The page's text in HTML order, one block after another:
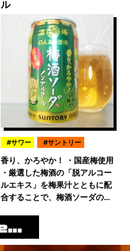
ル
サワー サントリー
香り、かろやか！ ・国産梅使用
・厳選した梅酒の「脱アルコー
ルエキス」を梅果汁とともに配
合することで、梅酒ソーダの…